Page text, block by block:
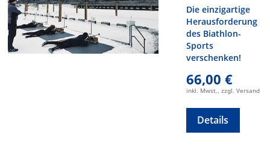
Die einzigartige
Herausforderung
des Biathlon-
Sports
verschenken!
66,00 €
inkl. Mwst., zzgl. Versand
Details